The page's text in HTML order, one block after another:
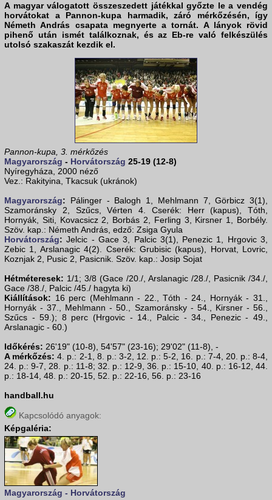
A magyar válogatott összeszedett játékkal győzte le a vendég
horvátokat a Pannon-kupa harmadik, záró mérkőzésén, így
Németh András csapata megnyerte a tornát. A lányok rövid
pihenő után ismét találkoznak, és az Eb-re való felkészülés
utolsó szakaszát kezdik el.
Pannon-kupa, 3. mérkőzés
Magyarország - Horvátország 25-19 (12-8)
Nyíregyháza, 2000 néző
Vez.: Rakityina, Tkacsuk (ukránok)
Magyarország: Pálinger - Balogh 1, Mehlmann 7, Görbicz 3(1),
Szamoránsky 2, Szűcs, Vérten 4. Cserék: Herr (kapus), Tóth,
Hornyák, Siti, Kovacsicz 2, Borbás 2, Ferling 3, Kirsner 1, Borbély.
Szöv. kap.: Németh András, edző: Zsiga Gyula
Horvátország: Jelcic - Gace 3, Palcic 3(1), Penezic 1, Hrgovic 3,
Zebic 1, Arslanagic 4(2). Cserék: Grubisic (kapus), Horvat, Lovric,
Koznjak 2, Pusic 2, Pasicnik. Szöv. kap.: Josip Sojat
Hétméteresek: 1/1; 3/8 (Gace /20./, Arslanagic /28./, Pasicnik /34./,
Gace /38./, Palcic /45./ hagyta ki)
Kiállítások: 16 perc (Mehlmann - 22., Tóth - 24., Hornyák - 31.,
Hornyák - 37., Mehlmann - 50., Szamoránsky - 54., Kirsner - 56.,
Szűcs - 59.); 8 perc (Hrgovic - 14., Palcic - 34., Penezic - 49.,
Arslanagic - 60.)
Időkérés: 26'19" (10-8), 54'57" (23-16); 29'02" (11-8), -
A mérkőzés: 4. p.: 2-1, 8. p.: 3-2, 12. p.: 5-2, 16. p.: 7-4, 20. p.: 8-4,
24. p.: 9-7, 28. p.: 11-8; 32. p.: 12-9, 36. p.: 15-10, 40. p.: 16-12, 44.
p.: 18-14, 48. p.: 20-15, 52. p.: 22-16, 56. p.: 23-16
handball.hu
Kapcsolódó anyagok:
Képgaléria:
Magyarország - Horvátország